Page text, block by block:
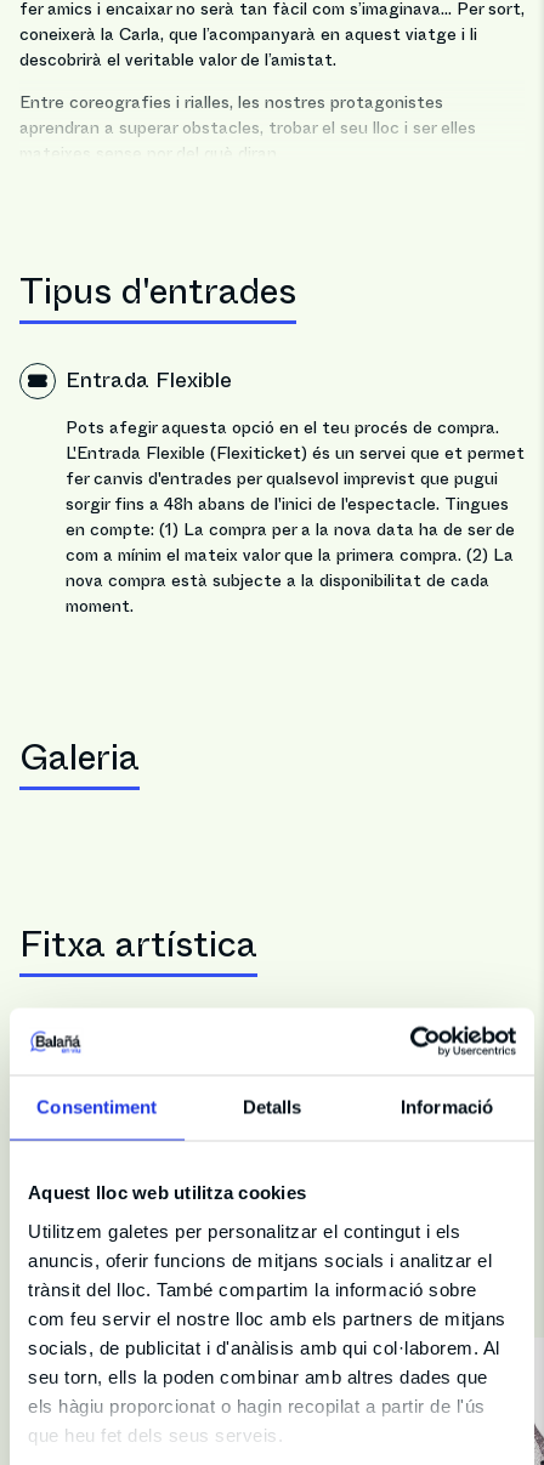
Consentiment Detalls Informació
Aquest lloc web utilitza cookies
Utilitzem galetes per personalitzar el contingut i els
anuncis, oferir funcions de mitjans socials i analitzar el
trànsit del lloc. També compartim la informació sobre
com feu servir el nostre lloc amb els partners de mitjans
socials, de publicitat i d'anàlisis amb qui col·laborem. Al
seu torn, ells la poden combinar amb altres dades que
els hàgiu proporcionat o hagin recopilat a partir de l'ús
que heu fet dels seus serveis.
fer amics i encaixar no serà tan fàcil com s’imaginava… Per sort,
coneixerà la Carla, que l’acompanyarà en aquest viatge i li
descobrirà el veritable valor de l’amistat.
Entre coreografies i rialles, les nostres protagonistes
aprendran a superar obstacles, trobar el seu lloc i ser elles
mateixes sense por del què diran.
Tipus d'entrades
Entrada Flexible
Pots afegir aquesta opció en el teu procés de compra.
L'Entrada Flexible (Flexiticket) és un servei que et permet
fer canvis d'entrades per qualsevol imprevist que pugui
sorgir fins a 48h abans de l'inici de l'espectacle. Tingues
en compte: (1) La compra per a la nova data ha de ser de
com a mínim el mateix valor que la primera compra. (2) La
nova compra està subjecte a la disponibilitat de cada
moment.
Galeria
Fitxa artística
Et recomanem